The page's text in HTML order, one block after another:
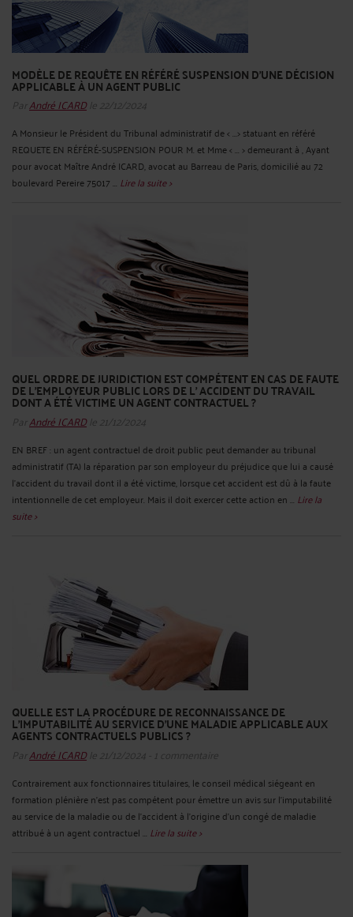
MODÈLE DE REQUÊTE EN RÉFÉRÉ SUSPENSION D'UNE DÉCISION
APPLICABLE À UN AGENT PUBLIC
ParAndré ICARDle 22/12/2024
A Monsieur le Président du Tribunal administratif de < ...> statuant en référé
REQUETE EN RÉFÉRÉ-SUSPENSION POUR M. et Mme < ... > demeurant à , Ayant
pour avocat Maître André ICARD, avocat au Barreau de Paris, domicilié au 72
boulevard Pereire 75017 ... Lire la suite >
QUEL ORDRE DE JURIDICTION EST COMPÉTENT EN CAS DE FAUTE
DE L'EMPLOYEUR PUBLIC LORS DE L’ ACCIDENT DU TRAVAIL
DONT A ÉTÉ VICTIME UN AGENT CONTRACTUEL ?
ParAndré ICARDle 21/12/2024
EN BREF : un agent contractuel de droit public peut demander au tribunal
administratif (TA) la réparation par son employeur du préjudice que lui a causé
l'accident du travail dont il a été victime, lorsque cet accident est dû à la faute
intentionnelle de cet employeur. Mais il doit exercer cette action en ... Lire la
suite >
QUELLE EST LA PROCÉDURE DE RECONNAISSANCE DE
L’IMPUTABILITÉ AU SERVICE D’UNE MALADIE APPLICABLE AUX
AGENTS CONTRACTUELS PUBLICS ?
ParAndré ICARDle 21/12/2024 - 1 commentaire
Contrairement aux fonctionnaires titulaires, le conseil médical siégeant en
formation plénière n'est pas compétent pour émettre un avis sur l'imputabilité
au service de la maladie ou de l’accident à l'origine d'un congé de maladie
attribué à un agent contractuel ... Lire la suite >